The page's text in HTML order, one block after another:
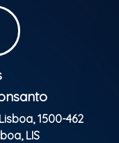
mais intensa,
viver as 10h de
a Farofa do Luan
parte dessa
1500-462
LIS